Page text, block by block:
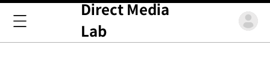
Direct Media
Lab